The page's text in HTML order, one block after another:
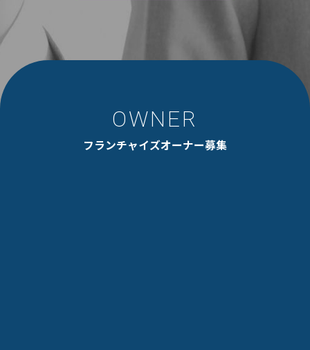
OWNER
フランチャイズオーナー募集